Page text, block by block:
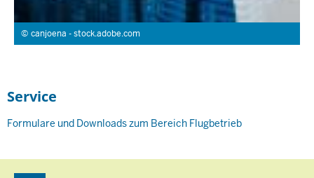
canjoena - stock.adobe.com
Service
Formulare und Downloads zum Bereich Flugbetrieb